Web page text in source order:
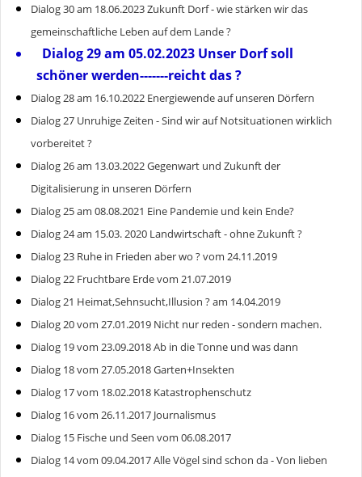
Dialog 30 am 18.06.2023 Zukunft Dorf - wie stärken wir das
gemeinschaftliche Leben auf dem Lande ?
Dialog 29 am 05.02.2023 Unser Dorf soll
schöner werden-------reicht das ?
Dialog 28 am 16.10.2022 Energiewende auf unseren Dörfern
Dialog 27 Unruhige Zeiten - Sind wir auf Notsituationen wirklich
vorbereitet ?
Dialog 26 am 13.03.2022 Gegenwart und Zukunft der
Digitalisierung in unseren Dörfern
Dialog 25 am 08.08.2021 Eine Pandemie und kein Ende?
Dialog 24 am 15.03. 2020 Landwirtschaft - ohne Zukunft ?
Dialog 23 Ruhe in Frieden aber wo ? vom 24.11.2019
Dialog 22 Fruchtbare Erde vom 21.07.2019
Dialog 21 Heimat,Sehnsucht,Illusion ? am 14.04.2019
Dialog 20 vom 27.01.2019 Nicht nur reden - sondern machen.
Dialog 19 vom 23.09.2018 Ab in die Tonne und was dann
Dialog 18 vom 27.05.2018 Garten+Insekten
Dialog 17 vom 18.02.2018 Katastrophenschutz
Dialog 16 vom 26.11.2017 Journalismus
Dialog 15 Fische und Seen vom 06.08.2017
Dialog 14 vom 09.04.2017 Alle Vögel sind schon da - Von lieben